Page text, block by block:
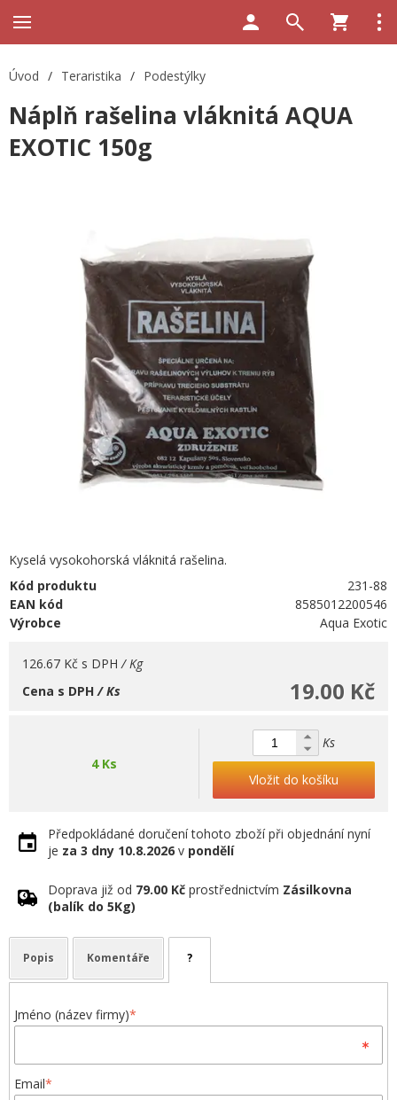
Úvod / Teraristika / Podestýlky
Náplň rašelina vláknitá AQUA
EXOTIC 150g
Kyselá vysokohorská vláknitá rašelina.
Kód produktu
231-88
EAN kód
8585012200546
Výrobce
Aqua Exotic
126.67 Kč s DPH / Kg
19.00 Kč
Cena s DPH/ Ks
4 Ks
Ks
Vložit do košíku
Předpokládané doručení tohoto zboží při objednání nyní
je za 3 dny 10.8.2026 v pondělí
Doprava již od 79.00 Kč prostřednictvím Zásilkovna
(balík do 5Kg)
Popis Komentáře ?
Jméno (název firmy)*
Email*